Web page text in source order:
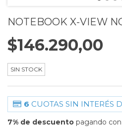
NOTEBOOK X-VIEW
$146.290,00
SIN STOCK
6 CUOTAS SIN INTERÉS
7% de descuento pagando